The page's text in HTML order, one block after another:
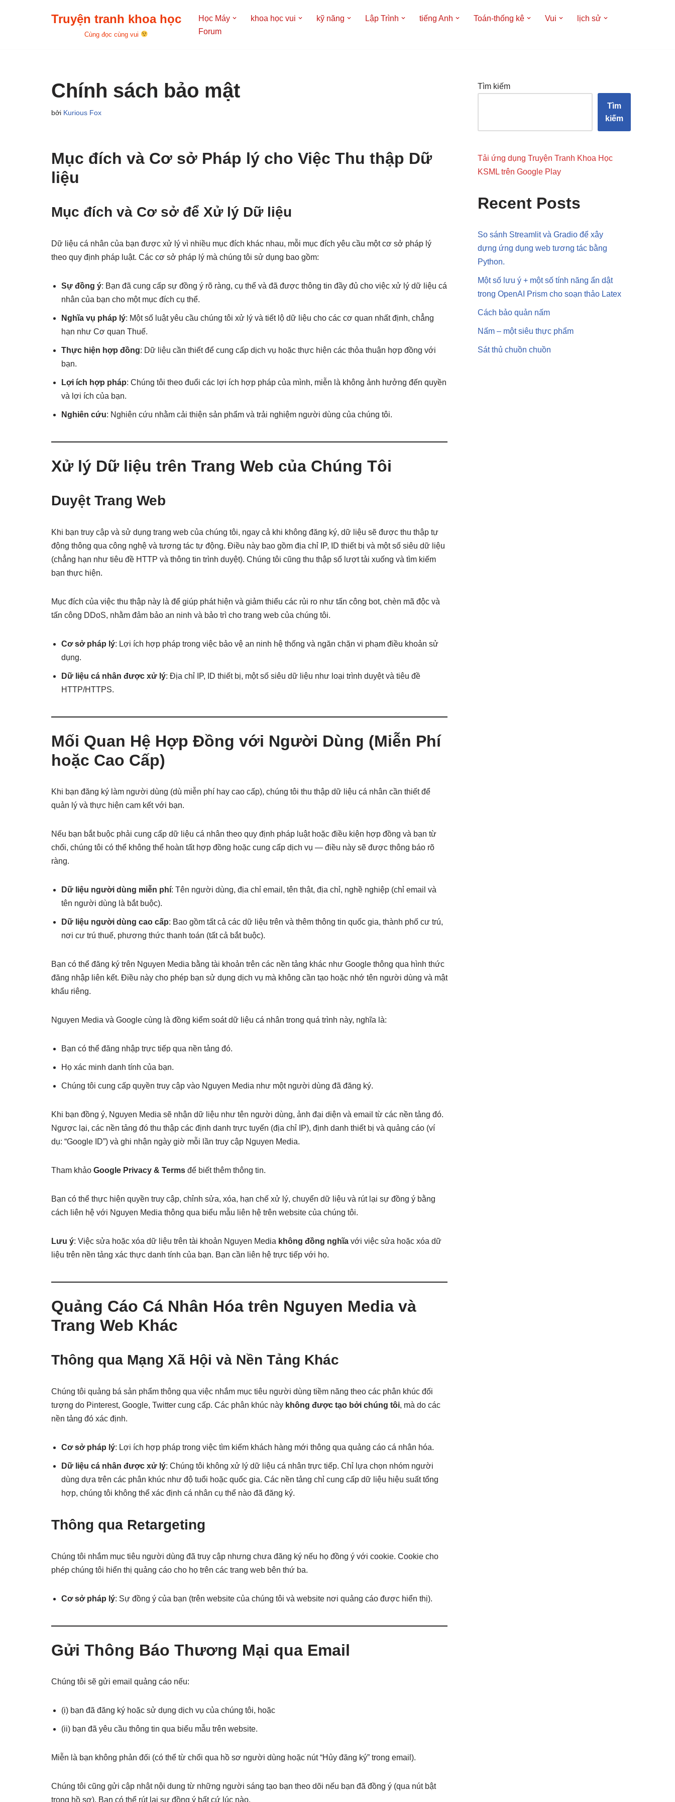
Truyện tranh khoa học
Cùng đọc cùng vui
Học Máy khoa học vui kỹ năng Lập Trình tiếng Anh Toán-thống kê Vui
lịch sử
Forum
Chính sách bảo mật
bởi Kurious Fox
Mục đích và Cơ sở Pháp lý cho Việc Thu thập Dữ
liệu
Mục đích và Cơ sở để Xử lý Dữ liệu
Dữ liệu cá nhân của bạn được xử lý vì nhiều mục đích khác nhau, mỗi mục đích yêu cầu một cơ sở pháp lý
theo quy định pháp luật. Các cơ sở pháp lý mà chúng tôi sử dụng bao gồm:
Sự đồng ý: Bạn đã cung cấp sự đồng ý rõ ràng, cụ thể và đã được thông tin đầy đủ cho việc xử lý dữ liệu cá
nhân của bạn cho một mục đích cụ thể.
Nghĩa vụ pháp lý: Một số luật yêu cầu chúng tôi xử lý và tiết lộ dữ liệu cho các cơ quan nhất định, chẳng
hạn như Cơ quan Thuế.
Thực hiện hợp đồng: Dữ liệu cần thiết để cung cấp dịch vụ hoặc thực hiện các thỏa thuận hợp đồng với
bạn.
Lợi ích hợp pháp: Chúng tôi theo đuổi các lợi ích hợp pháp của mình, miễn là không ảnh hưởng đến quyền
và lợi ích của bạn.
Nghiên cứu: Nghiên cứu nhằm cải thiện sản phẩm và trải nghiệm người dùng của chúng tôi.
Xử lý Dữ liệu trên Trang Web của Chúng Tôi
Duyệt Trang Web
Khi bạn truy cập và sử dụng trang web của chúng tôi, ngay cả khi không đăng ký, dữ liệu sẽ được thu thập tự
động thông qua công nghệ và tương tác tự động. Điều này bao gồm địa chỉ IP, ID thiết bị và một số siêu dữ liệu
(chẳng hạn như tiêu đề HTTP và thông tin trình duyệt). Chúng tôi cũng thu thập số lượt tải xuống và tìm kiếm
bạn thực hiện.
Mục đích của việc thu thập này là để giúp phát hiện và giảm thiểu các rủi ro như tấn công bot, chèn mã độc và
tấn công DDoS, nhằm đảm bảo an ninh và bảo trì cho trang web của chúng tôi.
Cơ sở pháp lý: Lợi ích hợp pháp trong việc bảo vệ an ninh hệ thống và ngăn chặn vi phạm điều khoản sử
dụng.
Dữ liệu cá nhân được xử lý: Địa chỉ IP, ID thiết bị, một số siêu dữ liệu như loại trình duyệt và tiêu đề
HTTP/HTTPS.
Mối Quan Hệ Hợp Đồng với Người Dùng (Miễn Phí
hoặc Cao Cấp)
Khi bạn đăng ký làm người dùng (dù miễn phí hay cao cấp), chúng tôi thu thập dữ liệu cá nhân cần thiết để
quản lý và thực hiện cam kết với bạn.
Nếu bạn bắt buộc phải cung cấp dữ liệu cá nhân theo quy định pháp luật hoặc điều kiện hợp đồng và bạn từ
chối, chúng tôi có thể không thể hoàn tất hợp đồng hoặc cung cấp dịch vụ — điều này sẽ được thông báo rõ
ràng.
Dữ liệu người dùng miễn phí: Tên người dùng, địa chỉ email, tên thật, địa chỉ, nghề nghiệp (chỉ email và
tên người dùng là bắt buộc).
Dữ liệu người dùng cao cấp: Bao gồm tất cả các dữ liệu trên và thêm thông tin quốc gia, thành phố cư trú,
nơi cư trú thuế, phương thức thanh toán (tất cả bắt buộc).
Bạn có thể đăng ký trên Nguyen Media bằng tài khoản trên các nền tảng khác như Google thông qua hình thức
đăng nhập liên kết. Điều này cho phép bạn sử dụng dịch vụ mà không cần tạo hoặc nhớ tên người dùng và mật
khẩu riêng.
Nguyen Media và Google cùng là đồng kiểm soát dữ liệu cá nhân trong quá trình này, nghĩa là:
Bạn có thể đăng nhập trực tiếp qua nền tảng đó.
Họ xác minh danh tính của bạn.
Chúng tôi cung cấp quyền truy cập vào Nguyen Media như một người dùng đã đăng ký.
Khi bạn đồng ý, Nguyen Media sẽ nhận dữ liệu như tên người dùng, ảnh đại diện và email từ các nền tảng đó.
Ngược lại, các nền tảng đó thu thập các định danh trực tuyến (địa chỉ IP), định danh thiết bị và quảng cáo (ví
dụ: “Google ID”) và ghi nhận ngày giờ mỗi lần truy cập Nguyen Media.
Tham khảo Google Privacy & Terms để biết thêm thông tin.
Bạn có thể thực hiện quyền truy cập, chỉnh sửa, xóa, hạn chế xử lý, chuyển dữ liệu và rút lại sự đồng ý bằng
cách liên hệ với Nguyen Media thông qua biểu mẫu liên hệ trên website của chúng tôi.
Lưu ý: Việc sửa hoặc xóa dữ liệu trên tài khoản Nguyen Media không đồng nghĩa với việc sửa hoặc xóa dữ
liệu trên nền tảng xác thực danh tính của bạn. Bạn cần liên hệ trực tiếp với họ.
Quảng Cáo Cá Nhân Hóa trên Nguyen Media và
Trang Web Khác
Thông qua Mạng Xã Hội và Nền Tảng Khác
Chúng tôi quảng bá sản phẩm thông qua việc nhắm mục tiêu người dùng tiềm năng theo các phân khúc đối
tượng do Pinterest, Google, Twitter cung cấp. Các phân khúc này không được tạo bởi chúng tôi, mà do các
nền tảng đó xác định.
Cơ sở pháp lý: Lợi ích hợp pháp trong việc tìm kiếm khách hàng mới thông qua quảng cáo cá nhân hóa.
Dữ liệu cá nhân được xử lý: Chúng tôi không xử lý dữ liệu cá nhân trực tiếp. Chỉ lựa chọn nhóm người
dùng dựa trên các phân khúc như độ tuổi hoặc quốc gia. Các nền tảng chỉ cung cấp dữ liệu hiệu suất tổng
hợp, chúng tôi không thể xác định cá nhân cụ thể nào đã đăng ký.
Thông qua Retargeting
Chúng tôi nhắm mục tiêu người dùng đã truy cập nhưng chưa đăng ký nếu họ đồng ý với cookie. Cookie cho
phép chúng tôi hiển thị quảng cáo cho họ trên các trang web bên thứ ba.
Cơ sở pháp lý: Sự đồng ý của bạn (trên website của chúng tôi và website nơi quảng cáo được hiển thị).
Gửi Thông Báo Thương Mại qua Email
Chúng tôi sẽ gửi email quảng cáo nếu:
(i) bạn đã đăng ký hoặc sử dụng dịch vụ của chúng tôi, hoặc
(ii) bạn đã yêu cầu thông tin qua biểu mẫu trên website.
Miễn là bạn không phản đối (có thể từ chối qua hồ sơ người dùng hoặc nút “Hủy đăng ký” trong email).
Chúng tôi cũng gửi cập nhật nội dung từ những người sáng tạo bạn theo dõi nếu bạn đã đồng ý (qua nút bật
trong hồ sơ). Bạn có thể rút lại sự đồng ý bất cứ lúc nào.
Tìm kiếm
Tìm
kiếm
Tải ứng dụng Truyện Tranh Khoa Học
KSML trên Google Play
Recent Posts
So sánh Streamlit và Gradio để xây
dựng ứng dụng web tương tác bằng
Python.
Một số lưu ý + một số tính năng ẩn dật
trong OpenAI Prism cho soạn thảo Latex
Cách bảo quản nấm
Nấm – một siêu thực phẩm
Sát thủ chuồn chuồn